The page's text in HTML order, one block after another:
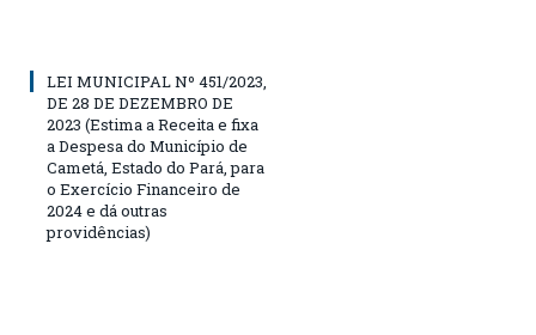
LEI MUNICIPAL Nº 451/2023,
DE 28 DE DEZEMBRO DE
2023 (Estima a Receita e fixa
a Despesa do Município de
Cametá, Estado do Pará, para
o Exercício Financeiro de
2024 e dá outras
providências)